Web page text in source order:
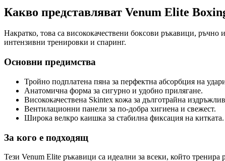
Какво представляват Venum Elite
Накратко, това са висококачествени боксови ръкавици,
интензивни тренировки и спаринг.
Основни предимства
Тройно подплатена пяна за перфектна абсорбция на
Анатомична форма за сигурно и удобно прилягане.
Висококачествена Skintex кожа за дълготрайна
Вентилационни панели за по-добра хигиена и свежест.
Широка велкро каишка за стабилна фиксация на китката.
За кого е подходящ
Тези Venum Elite ръкавици са идеални за всеки, който